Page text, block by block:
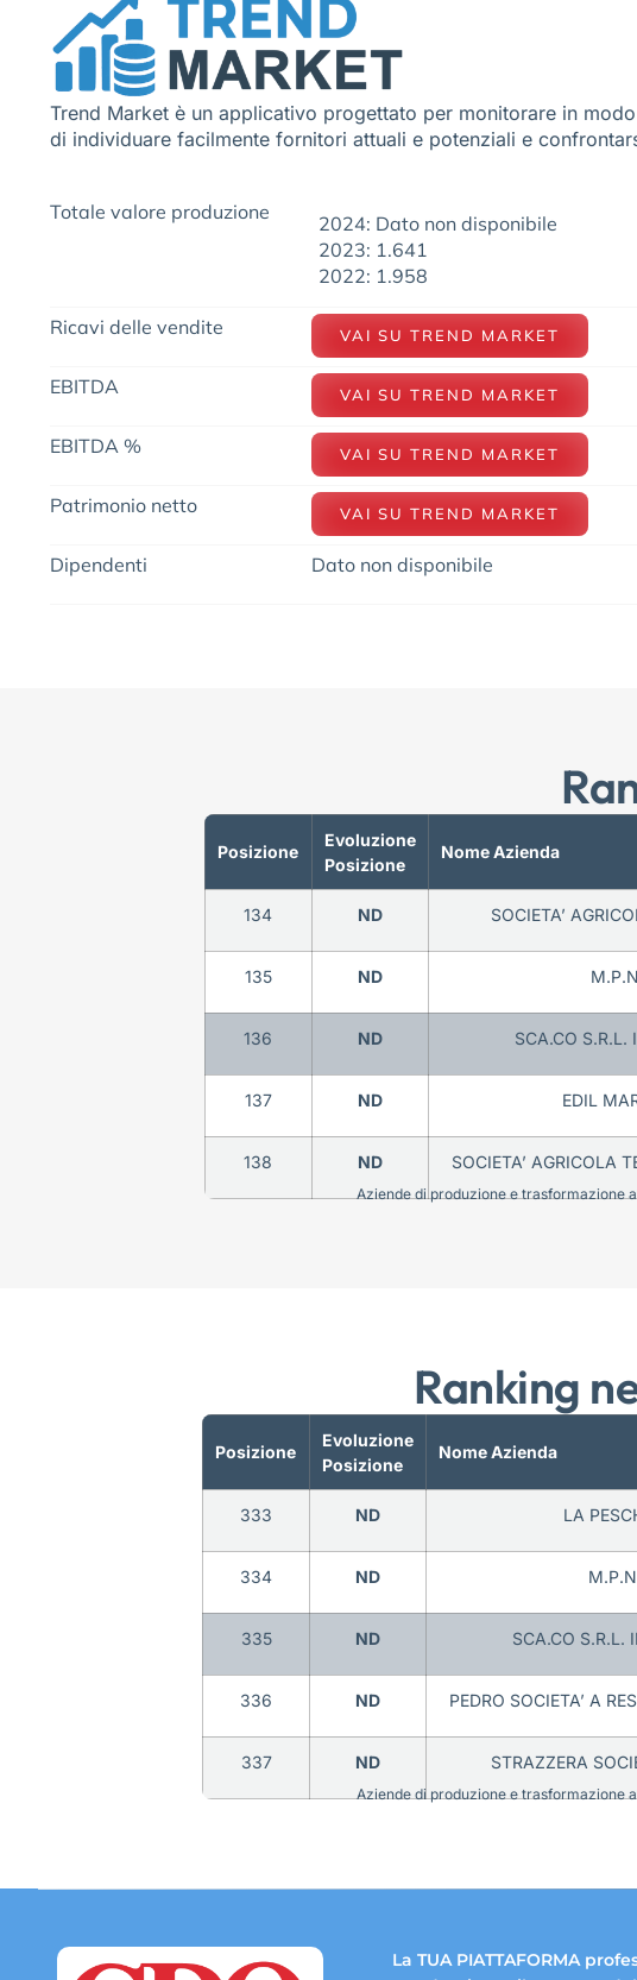
Trend Market è un applicativo progettato per monitorare in
di individuare facilmente fornitori attuali e potenziali e
Totale valore produzione
2024: Dato non disponibile
2023: 1.641
2022: 1.958
Ricavi delle vendite VAI SU TREND MARKET
EBITDA VAI SU TREND MARKET
EBITDA % VAI SU TREND MARKET
Patrimonio netto VAI SU TREND MARKET
Dipendenti Dato non disponibile
Posizione
Evoluzione
Posizione
Nome Azienda
134 ND SOCIETA’
135 ND
136 ND SCA.CO S.R.L.
137 ND EDIL
138 ND SOCIETA’ AGRICOLA
Aziende di produzione e trasformazione
Ranking
Posizione
Evoluzione
Posizione
Nome Azienda
333 ND LA
334 ND
335 ND SCA.CO S.R.L.
336 ND PEDRO SOCIETA’ A
337 ND STRAZZERA
Aziende di produzione e trasformazione
La TUA PIATTAFORMA